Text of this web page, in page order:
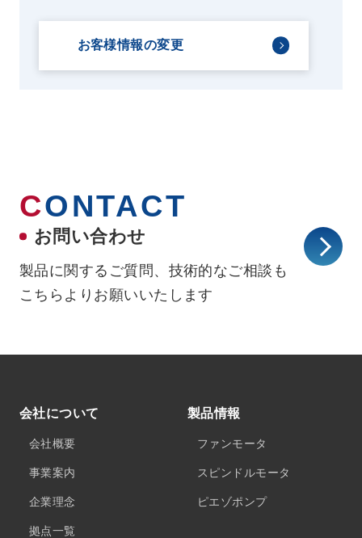
お客様情報の変更
CONTACT
お問い合わせ
製品に関するご質問、技術的なご相談も
こちらよりお願いいたします
会社について
会社概要
事業案内
企業理念
拠点一覧
製品情報
ファンモータ
スピンドルモータ
ピエゾポンプ